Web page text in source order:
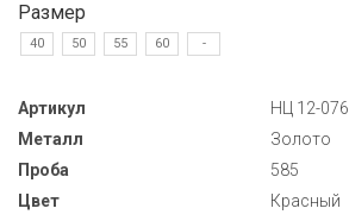
Размер
40 50 55 60 -
Артикул
НЦ 12-076
Металл
Золото
Проба
585
Цвет
Красный